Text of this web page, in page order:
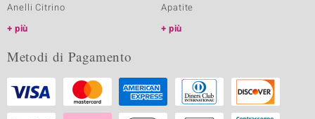
Anelli Citrino
più
Apatite
più
Metodi di Pagamento